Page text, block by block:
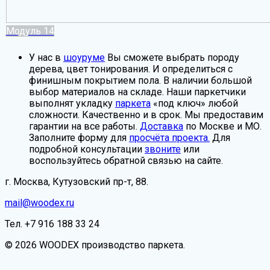
Модуль 14
У нас в шоуруме Вы сможете выбрать породу
дерева, цвет тонирования. И определиться с
финишным покрытием пола. В наличии большой
выбор материалов на складе. Наши паркетчики
выполнят укладку паркета «под ключ» любой
сложности. Качественно и в срок. Мы предоставим
гарантии на все работы. Доставка по Москве и МО.
Заполните форму для просчёта проекта. Для
подробной консультации звоните или
воспользуйтесь обратной связью на сайте.
г. Москва, Кутузовский пр-т, 88.
mail@woodex.ru
Тел. +7 916 188 33 24
© 2026 WOODEX производство паркета.